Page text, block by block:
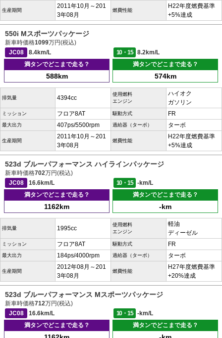
生産期間
2011年10月～201
3年08月
燃費性能
H22年度燃費基準
+5%達成
550i Mスポーツパッケージ
新車時価格1099万円(税込)
JC08
8.4km/L 10・15
8.2km/L
満タンでどこまで走る？
588km
満タンでどこまで走る？
574km
排気量 4394cc
使用燃料
エンジン
ハイオク
ガソリン
ミッション フロア8AT 駆動方式 FR
最大出力 407ps/5500rpm 過給器（ターボ） ターボ
生産期間
2011年10月～201
3年08月
燃費性能
H22年度燃費基準
+5%達成
523d ブルーパフォーマンス ハイラインパッケージ
新車時価格702万円(税込)
JC08
16.6km/L 10・15
-km/L
満タンでどこまで走る？
1162km
満タンでどこまで走る？
-km
排気量 1995cc
使用燃料
エンジン
軽油
ディーゼル
ミッション フロア8AT 駆動方式 FR
最大出力 184ps/4000rpm 過給器（ターボ） ターボ
生産期間
2012年08月～201
3年08月
燃費性能
H27年度燃費基準
+20%達成
523d ブルーパフォーマンス Mスポーツパッケージ
新車時価格712万円(税込)
JC08
16.6km/L 10・15
-km/L
満タンでどこまで走る？
満タンでどこまで走る？